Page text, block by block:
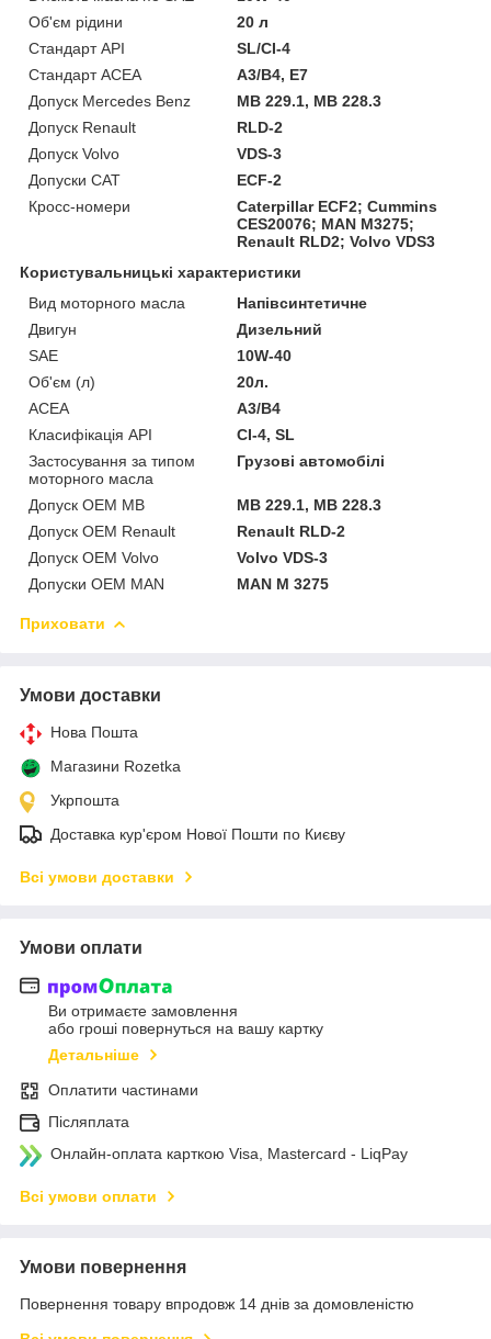
Об'єм рідини
20 л
Стандарт API
SL/CI-4
Стандарт ACEA
A3/B4, E7
Допуск Mercedes Benz
MB 229.1, MB 228.3
Допуск Renault
RLD-2
Допуск Volvo
VDS-3
Допуски CAT
ECF-2
Кросс-номери
Caterpillar ECF2; Cummins
CES20076; MAN M3275;
Renault RLD2; Volvo VDS3
Користувальницькі характеристики
Вид моторного масла
Напівсинтетичне
Двигун
Дизельний
SAE
10W-40
Об'єм (л)
20л.
ACEA
A3/B4
Класифікація API
CI-4, SL
Застосування за типом
моторного масла
Грузові автомобілі
Допуск OEM MB
MB 229.1, MB 228.3
Допуск OEM Renault
Renault RLD-2
Допуск OEM Volvo
Volvo VDS-3
Допуски OEM MAN
MAN M 3275
Приховати
Умови доставки
Нова Пошта
Магазини Rozetka
Укрпошта
Доставка кур'єром Нової Пошти по Києву
Всі умови доставки
Умови оплати
Ви отримаєте замовлення
або гроші повернуться на вашу картку
Детальніше
Оплатити частинами
Післяплата
Онлайн-оплата карткою Visa, Mastercard - LiqPay
Всі умови оплати
Умови повернення
Повернення товару впродовж 14 днів за домовленістю